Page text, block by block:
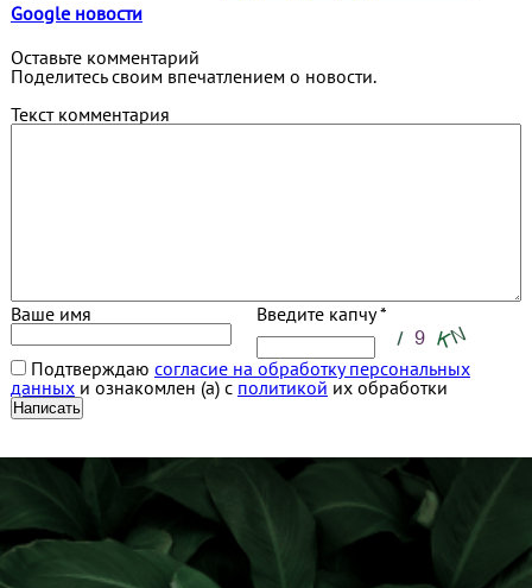
Google новости
Оставьте комментарий
Поделитесь своим впечатлением о новости.
Текст комментария
Ваше имя Введите капчу *
Подтверждаю согласие на обработку персональных
данныхи ознакомлен (а) с политикой их обработки